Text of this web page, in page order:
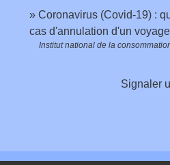
Coronavirus (Covid-19) :
cas d'annulation d'un
Institut national de la
Signaler